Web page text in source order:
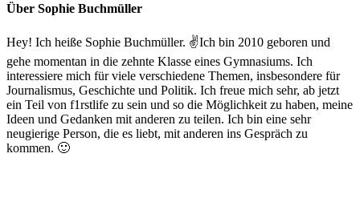
Über Sophie Buchmüller
Hey! Ich heiße Sophie Buchmüller. ✌️Ich bin 2010 geboren und
gehe momentan in die zehnte Klasse eines Gymnasiums. Ich
interessiere mich für viele verschiedene Themen, insbesondere für
Journalismus, Geschichte und Politik. Ich freue mich sehr, ab jetzt
ein Teil von f1rstlife zu sein und so die Möglichkeit zu haben, meine
Ideen und Gedanken mit anderen zu teilen. Ich bin eine sehr
neugierige Person, die es liebt, mit anderen ins Gespräch zu
kommen. 🙂